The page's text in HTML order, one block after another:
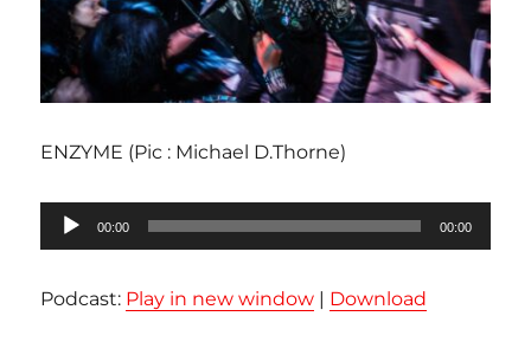
ENZYME (Pic : Michael D.Thorne)
Lecteur
audio
00:00 00:00
Podcast: Play in new window | Download